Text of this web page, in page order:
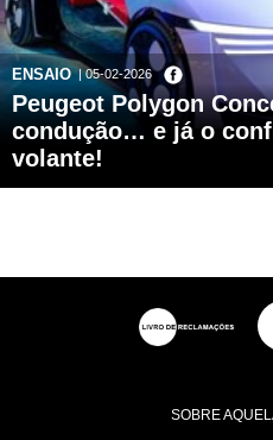
ENSAIO | 05-02-2026
Peugeot Polygon
condução… e já o
volante!
SOBRE